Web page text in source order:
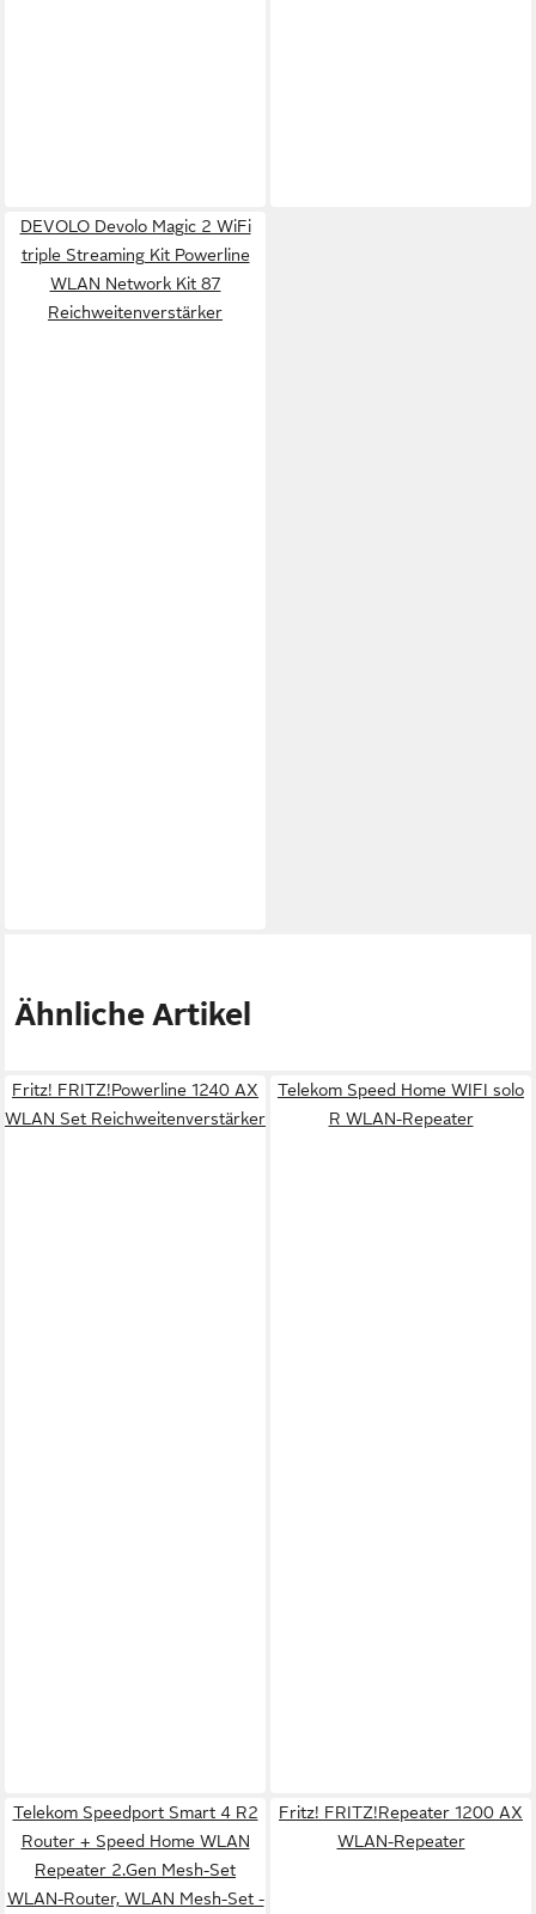
DEVOLO Devolo Magic 2 WiFi
triple Streaming Kit Powerline
WLAN Network Kit 87
Reichweitenverstärker
Ähnliche Artikel
Fritz! FRITZ!Powerline 1240 AX
WLAN Set Reichweitenverstärker
Telekom Speed Home WIFI solo
R WLAN-Repeater
Telekom Speedport Smart 4 R2
Router + Speed Home WLAN
Repeater 2.Gen Mesh-Set
WLAN-Router, WLAN Mesh-Set -
Fritz! FRITZ!Repeater 1200 AX
WLAN-Repeater